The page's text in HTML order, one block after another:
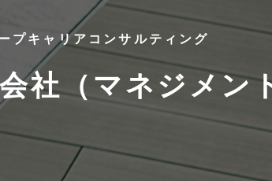
プキャリアコンサルティング
社（マネジメン